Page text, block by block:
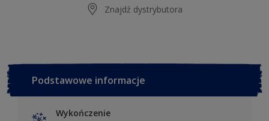
Znajdź dystrybutora
Podstawowe informacje
Wykończenie